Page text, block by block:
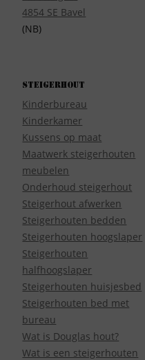
4854 SE Bavel
(NB)
Steigerhout
Kinderbureau
Kinderkamer
Kussens op maat
Maatwerk steigerhouten
meubelen
Onderhoud steigerhout
Steigerhout afwerken
Steigerhouten bedden
Steigerhouten hoogslaper
Steigerhouten
halfhoogslaper
Steigerhouten huisjesbed
Steigerhouten bed met
bureau
Wat is Douglas hout?
Wat is een steigerhouten